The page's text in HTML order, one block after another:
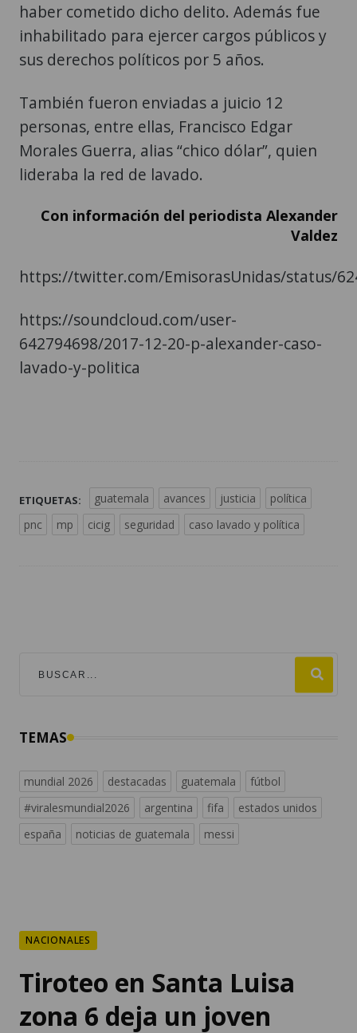
haber cometido dicho delito. Además fue
inhabilitado para ejercer cargos públicos y
sus derechos políticos por 5 años.
También fueron enviadas a juicio 12
personas, entre ellas, Francisco Edgar
Morales Guerra, alias “chico dólar”, quien
lideraba la red de lavado.
Con información del periodista Alexander
Valdez
https://twitter.com/EmisorasUnidas/status/
https://soundcloud.com/user-
642794698/2017-12-20-p-alexander-caso-
lavado-y-politica
ETIQUETAS: guatemala avances justicia
política
pnc
mp cicig seguridad caso lavado y política
TEMAS
mundial 2026 destacadas guatemala
fútbol
#viralesmundial2026
argentina fifa
estados unidos
españa
noticias de guatemala messi
NACIONALES
Tiroteo en Santa Luisa
zona 6 deja un joven